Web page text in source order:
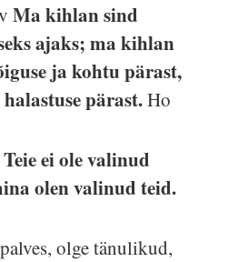
Ma kihlan sind
ajaks; ma kihlan
ja kohtu pärast,
pärast.Ho
ei ole valinud
olen valinud teid.
olge tänulikud,